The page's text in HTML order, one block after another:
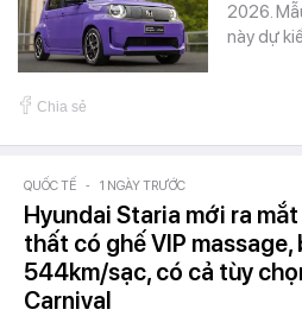
2026.
này dự
Chia sẻ
QUỐC TẾ - 1 NGÀY TRƯỚC
Hyundai Staria mới ra
thất có ghế VIP massage,
544km/sạc, có cả tùy
Carnival